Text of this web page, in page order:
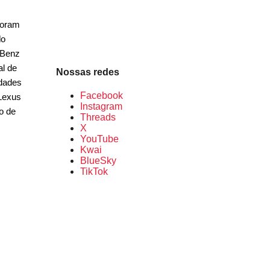
Nossas redes
Facebook
Instagram
Threads
X
YouTube
Kwai
BlueSky
TikTok
de
de